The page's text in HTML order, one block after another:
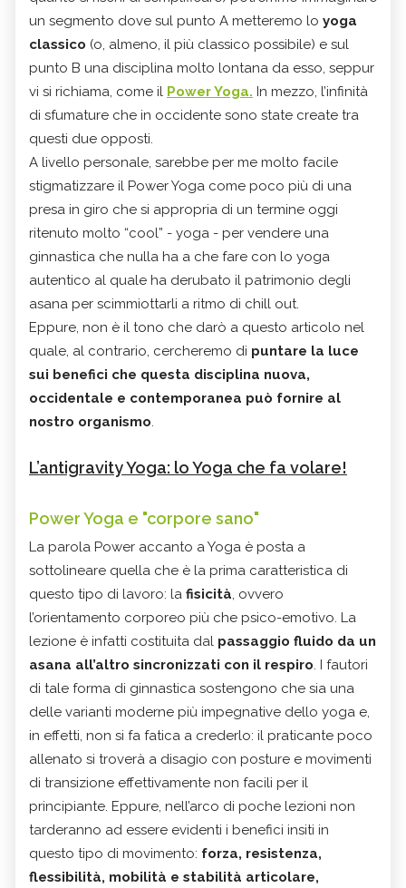
un segmento dove sul punto A metteremo lo yoga
classico (o, almeno, il più classico possibile) e sul
punto B una disciplina molto lontana da esso, seppur
vi si richiama, come il Power Yoga. In mezzo, l’infinità
di sfumature che in occidente sono state create tra
questi due opposti.
A livello personale, sarebbe per me molto facile
stigmatizzare il Power Yoga come poco più di una
presa in giro che si appropria di un termine oggi
ritenuto molto “cool” - yoga - per vendere una
ginnastica che nulla ha a che fare con lo yoga
autentico al quale ha derubato il patrimonio degli
asana per scimmiottarli a ritmo di chill out.
Eppure, non è il tono che darò a questo articolo nel
quale, al contrario, cercheremo di puntare la luce
sui benefici che questa disciplina nuova,
occidentale e contemporanea può fornire al
nostro organismo.
L’antigravity Yoga: lo Yoga che fa volare!
Power Yoga e "corpore sano"
La parola Power accanto a Yoga è posta a
sottolineare quella che è la prima caratteristica di
questo tipo di lavoro: la fisicità, ovvero
l’orientamento corporeo più che psico-emotivo. La
lezione è infatti costituita dal passaggio fluido da un
asana all’altro sincronizzati con il respiro. I fautori
di tale forma di ginnastica sostengono che sia una
delle varianti moderne più impegnative dello yoga e,
in effetti, non si fa fatica a crederlo: il praticante poco
allenato si troverà a disagio con posture e movimenti
di transizione effettivamente non facili per il
principiante. Eppure, nell’arco di poche lezioni non
tarderanno ad essere evidenti i benefici insiti in
questo tipo di movimento: forza, resistenza,
flessibilità, mobilità e stabilità articolare,